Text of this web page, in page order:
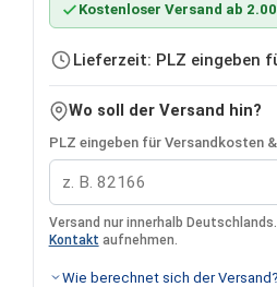
Kostenloser Versand ab
Lieferzeit: PLZ eingeben
Wo soll der Versand hin?
PLZ eingeben für Versandkosten
Versand nur innerhalb
Kontakt aufnehmen.
Wie berechnet sich der